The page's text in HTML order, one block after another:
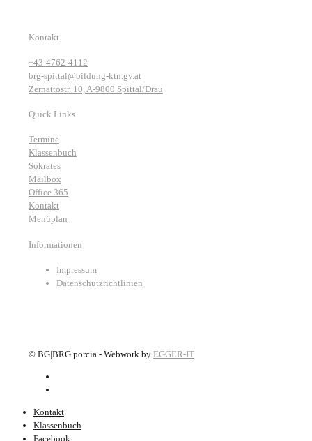
Kontakt
+43-4762-4112
brg-spittal@bildung-ktn.gv.at
Zernattostr. 10, A-9800 Spittal/Drau
Quick Links
Termine
Klassenbuch
Sokrates
Mailbox
Office 365
Kontakt
Menüplan
Informationen
Impressum
Datenschutzrichtlinien
© BG|BRG porcia - Webwork by EGGER-IT
Kontakt
Klassenbuch
Facebook